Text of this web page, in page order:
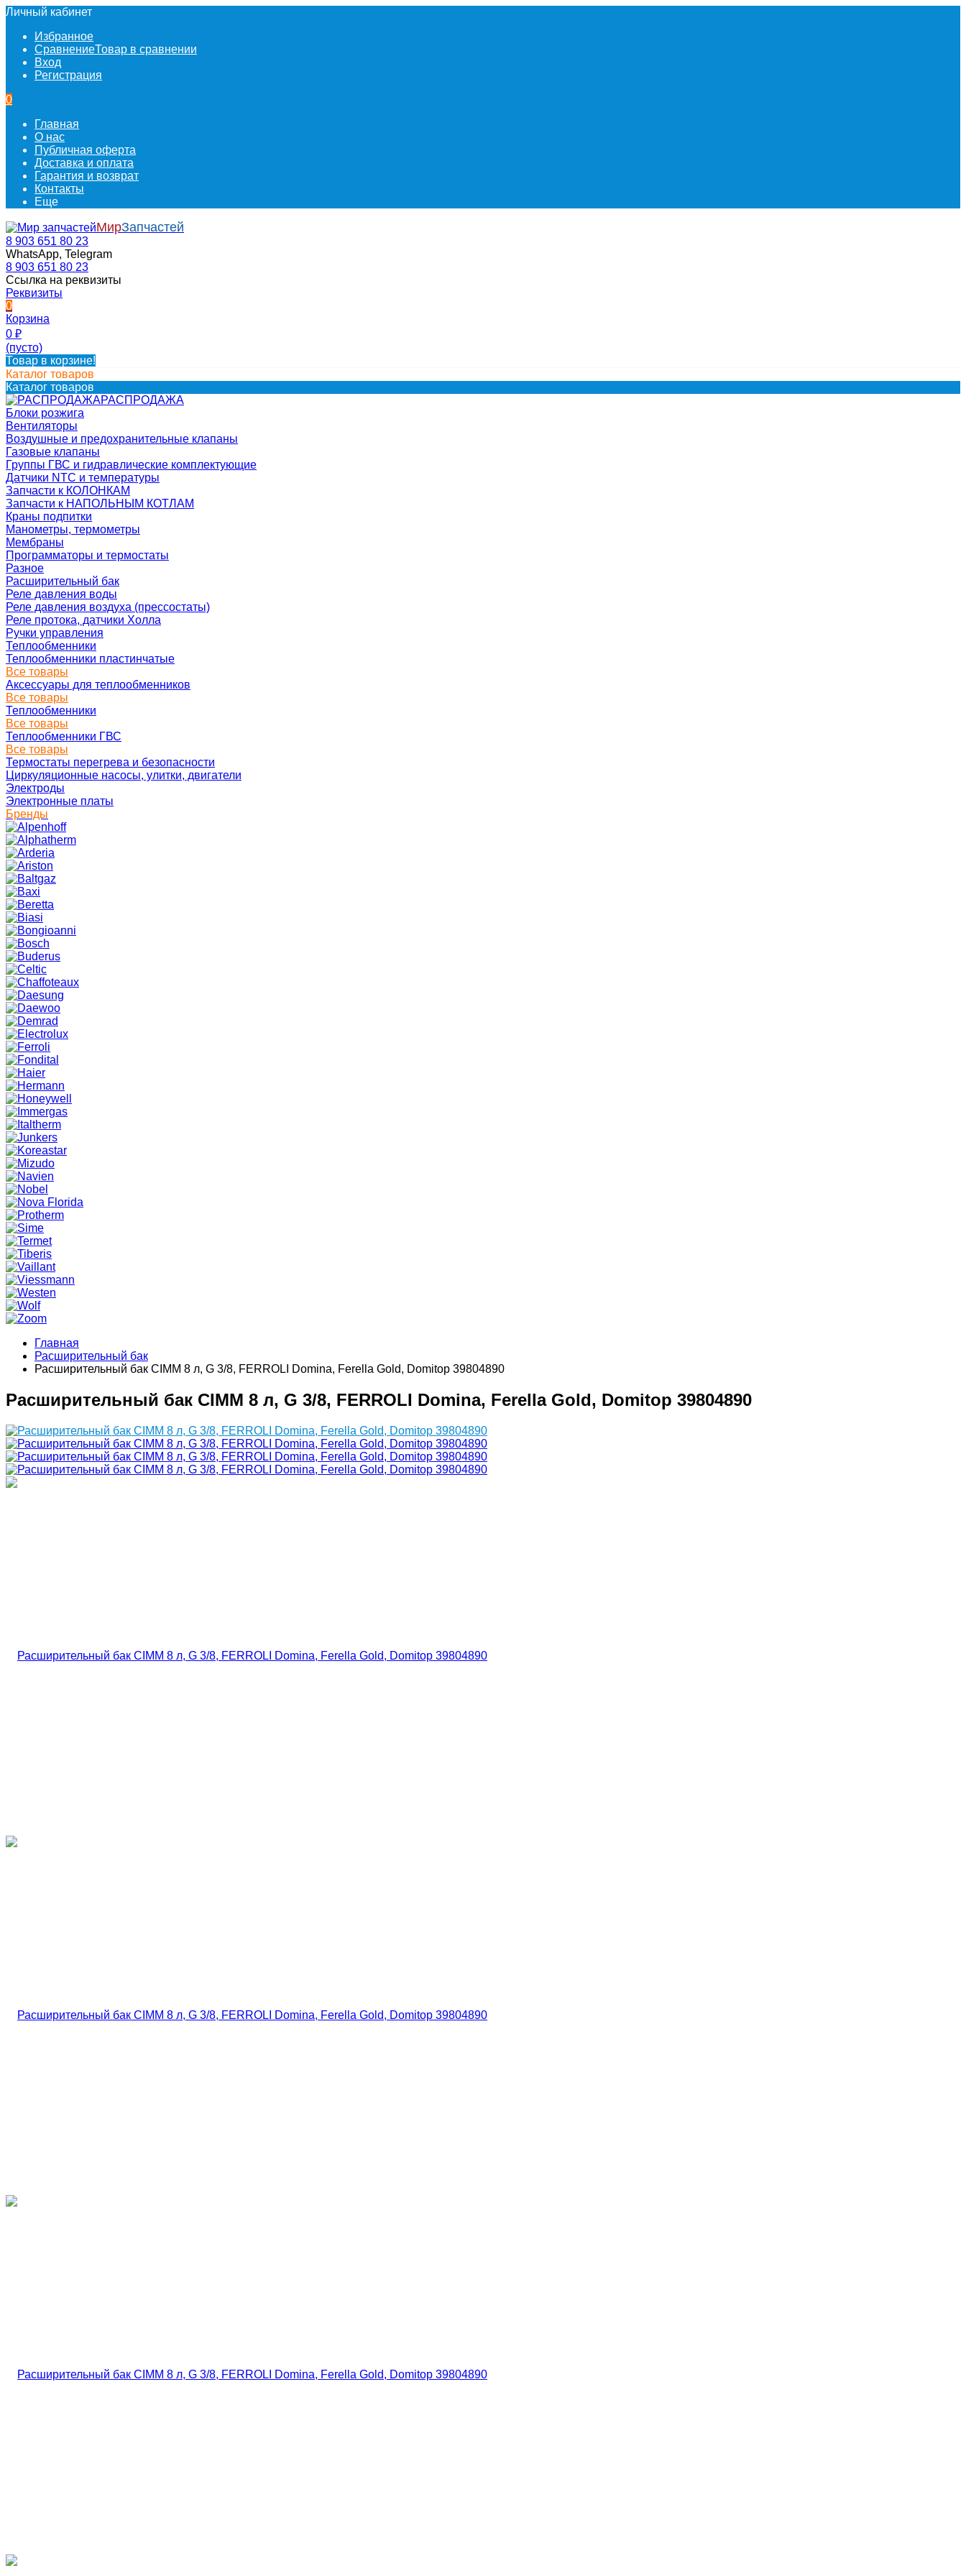
Личный кабинет
Избранное
СравнениеТовар в сравнении
Вход
Регистрация
0
Главная
О нас
Публичная оферта
Доставка и оплата
Гарантия и возврат
Контакты
Еще
МирЗапчастей
8 903 651 80 23
WhatsApp, Telegram
8 903 651 80 23
Ссылка на реквизиты
Реквизиты
0
Корзина
0 ₽
(пусто)
Товар в корзине!
Каталог товаров
Каталог товаров
РАСПРОДАЖА
Блоки розжига
Вентиляторы
Воздушные и предохранительные клапаны
Газовые клапаны
Группы ГВС и гидравлические комплектующие
Датчики NTC и температуры
Запчасти к КОЛОНКАМ
Запчасти к НАПОЛЬНЫМ КОТЛАМ
Краны подпитки
Манометры, термометры
Мембраны
Программаторы и термостаты
Разное
Расширительный бак
Реле давления воды
Реле давления воздуха (прессостаты)
Реле протока, датчики Холла
Ручки управления
Теплообменники
Теплообменники пластинчатые
Все товары
Аксессуары для теплообменников
Все товары
Теплообменники
Все товары
Теплообменники ГВС
Все товары
Термостаты перегрева и безопасности
Циркуляционные насосы, улитки, двигатели
Электроды
Электронные платы
Бренды
Главная
Расширительный бак
Расширительный бак CIMM 8 л, G 3/8, FERROLI Domina, Ferella Gold, Domitop 39804890
Расширительный бак CIMM 8 л, G 3/8, FERROLI Domina, Ferella Gold, Domitop 39804890